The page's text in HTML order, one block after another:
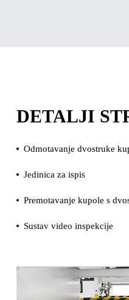
DETALJI
Odmotavanje dvostruke
Jedinica za ispis
Premotavanje kupole s
Sustav video inspekcije